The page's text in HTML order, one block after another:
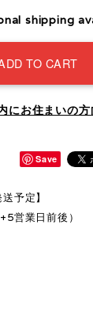
shipping
TO CART
にお住まいの方
Save
予定】
営業日前後）